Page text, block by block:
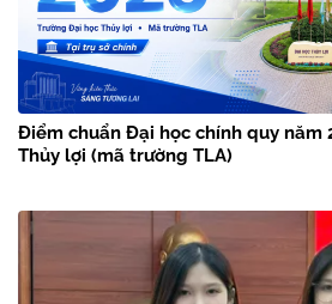
Điểm chuẩn Đại học chính quy năm
Thủy lợi (mã trường TLA)